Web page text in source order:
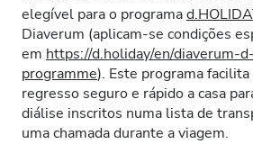
elegível para o programa
Diaverum (aplicam-se condições
em https://d.holiday/en/diaverum-
programme). Este programa
regresso seguro e rápido a casa
diálise inscritos numa lista de
uma chamada durante a viagem.